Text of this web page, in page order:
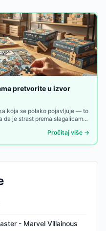
pretvorite u izvor
koja se polako pojavljuje — to
da je strast prema slagalicama
Pročitaj više →
- Marvel Villainous